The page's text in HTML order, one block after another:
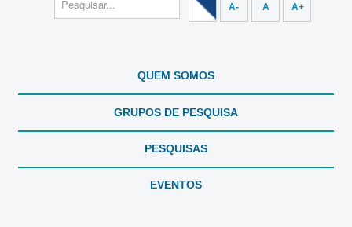
A- A A+
QUEM SOMOS
GRUPOS DE PESQUISA
PESQUISAS
EVENTOS